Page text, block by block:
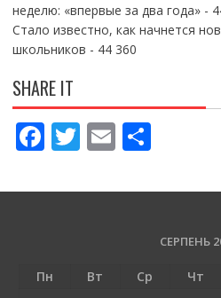
неделю: «впервые за два года»-
Стало известно, как начнется
школьников - 44 360
SHARE IT
F
e
o
T
itt
E
ai
П
ді
и
т
СЕРПЕНЬ
Пн Вт Ср Чт